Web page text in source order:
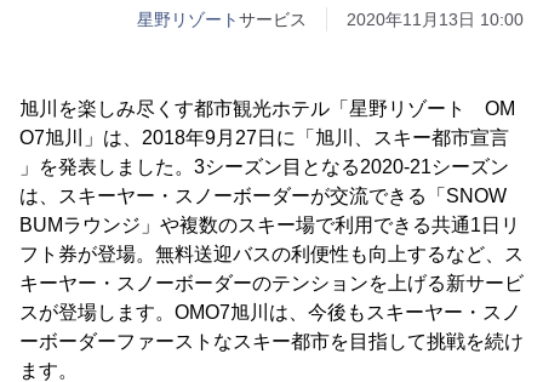
星野リゾートサービス 2020年11月13日 10:00
旭川を楽しみ尽くす都市観光ホテル「星野リゾート OM
O7旭川」は、2018年9月27日に「旭川、スキー都市宣言
」を発表しました。3シーズン目となる2020-21シーズン
は、スキーヤー・スノーボーダーが交流できる「SNOW
BUMラウンジ」や複数のスキー場で利用できる共通1日リ
フト券が登場。無料送迎バスの利便性も向上するなど、ス
キーヤー・スノーボーダーのテンションを上げる新サービ
スが登場します。OMO7旭川は、今後もスキーヤー・スノ
ーボーダーファーストなスキー都市を目指して挑戦を続け
ます。